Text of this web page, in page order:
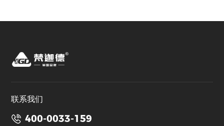
联系我们
400-0033-159